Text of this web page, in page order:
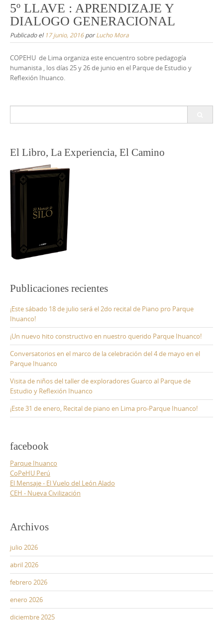
5º LLAVE : APRENDIZAJE Y
DIALOGO GENERACIONAL
Publicado el 17 junio, 2016porLucho Mora
COPEHU de Lima organiza este encuentro sobre pedagogía
humanista , los días 25 y 26 de junio en el Parque de Estudio y
Reflexión Ihuanco.
El Libro, La Experiencia, El Camino
Publicaciones recientes
¡Este sábado 18 de julio será el 2do recital de Piano pro Parque
Ihuanco!
¡Un nuevo hito constructivo en nuestro querido Parque Ihuanco!
Conversatorios en el marco de la celebración del 4 de mayo en el
Parque Ihuanco
Visita de niños del taller de exploradores Guarco al Parque de
Estudio y Reflexión Ihuanco
¡Este 31 de enero, Recital de piano en Lima pro-Parque Ihuanco!
facebook
Parque Ihuanco
CoPeHU Perú
El Mensaje - El Vuelo del León Alado
CEH - Nueva Civilización
Archivos
julio 2026
abril 2026
febrero 2026
enero 2026
diciembre 2025